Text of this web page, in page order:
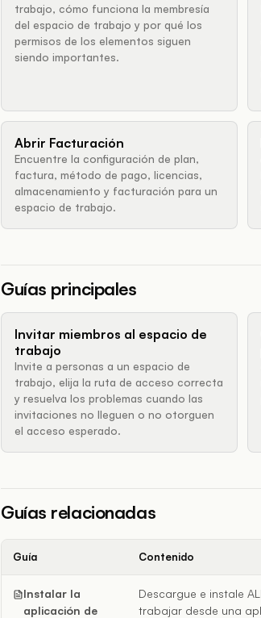
trabajo, cómo funciona la membresía
del espacio de trabajo y por qué los
permisos de los elementos siguen
siendo importantes.
Abrir Facturación
Encuentre la configuración de plan,
factura, método de pago, licencias,
almacenamiento y facturación para un
espacio de trabajo.
Guías principales
Invitar miembros al espacio de
trabajo
Invite a personas a un espacio de
trabajo, elija la ruta de acceso correcta
y resuelva los problemas cuando las
invitaciones no lleguen o no otorguen
el acceso esperado.
Guías relacionadas
Guía Contenido
Instalar la
aplicación de
Descargue e instale
trabajar desde una